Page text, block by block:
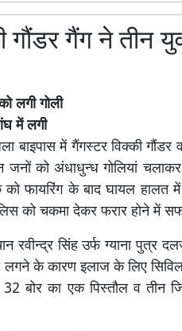
गौंडर गैंग ने तीन
लगी गोली
में लगी
में गैंगस्टर विक्की गौंडर व
जनों को अंधाधुन्ध गोलियां
फायरिंग के बाद घायल हालत
को चकमा देकर फरार होने में
रवीन्द्र सिंह उर्फ ग्याना पुत्र
के कारण इलाज के लिए
बोर का एक पिस्तौल व तीन